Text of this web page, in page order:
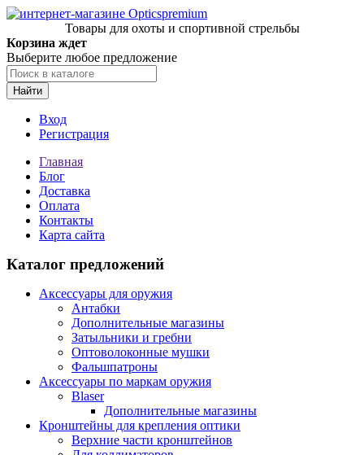
Товары для охоты и спортивной стрельбы
Корзина ждет
Выберите любое предложение
Найти
Вход
Регистрация
Главная
Блог
Доставка
Оплата
Контакты
Карта сайта
Каталог предложений
Аксессуары для оружия
Антабки
Дополнительные магазины
Затыльники и гребни
Оптоволоконные мушки
Фальшпатроны
Аксессуары по маркам оружия
Blaser
Дополнительные магазины
Кронштейны для крепления оптики
Верхние части кронштейнов